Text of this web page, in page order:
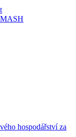
MASH
hospodářství za